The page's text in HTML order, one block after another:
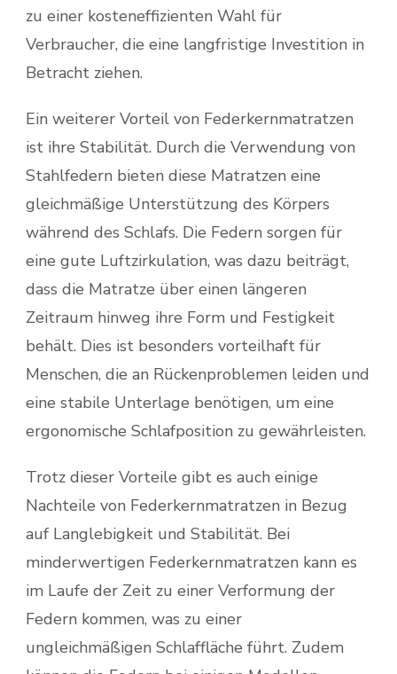
zu einer kosteneffizienten Wahl für
Verbraucher, die eine langfristige Investition in
Betracht ziehen.
Ein weiterer Vorteil von Federkernmatratzen
ist ihre Stabilität. Durch die Verwendung von
Stahlfedern bieten diese Matratzen eine
gleichmäßige Unterstützung des Körpers
während des Schlafs. Die Federn sorgen für
eine gute Luftzirkulation, was dazu beiträgt,
dass die Matratze über einen längeren
Zeitraum hinweg ihre Form und Festigkeit
behält. Dies ist besonders vorteilhaft für
Menschen, die an Rückenproblemen leiden und
eine stabile Unterlage benötigen, um eine
ergonomische Schlafposition zu gewährleisten.
Trotz dieser Vorteile gibt es auch einige
Nachteile von Federkernmatratzen in Bezug
auf Langlebigkeit und Stabilität. Bei
minderwertigen Federkernmatratzen kann es
im Laufe der Zeit zu einer Verformung der
Federn kommen, was zu einer
ungleichmäßigen Schlaffläche führt. Zudem